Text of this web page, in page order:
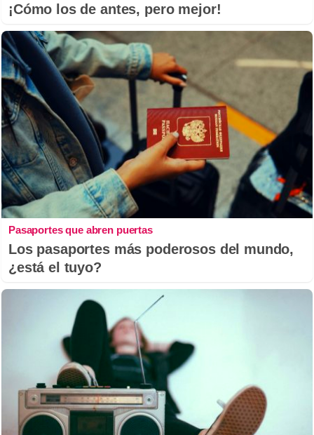
¡Cómo los de antes, pero mejor!
Pasaportes que abren puertas
Los pasaportes más poderosos del mundo,
¿está el tuyo?